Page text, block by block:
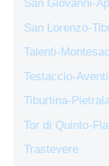
San Giovanni-
San Lorenzo-
Talenti-
Testaccio-
Tiburtina-
Tor di Quinto-
Trastevere